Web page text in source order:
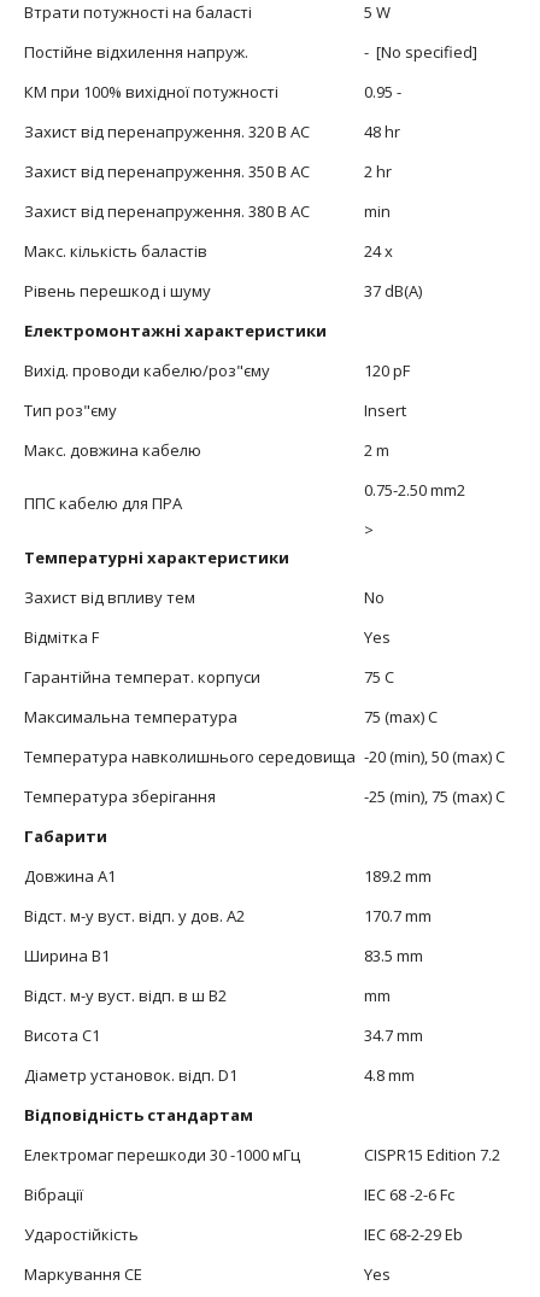
Втрати потужності на баласті
5 W
Постійне відхилення напруж.
- [No specified]
КМ при 100% вихідної потужності
0.95 -
Захист від перенапруження. 320 В АС
48 hr
Захист від перенапруження. 350 В АС
2 hr
Захист від перенапруження. 380 В АС
min
Макс. кількість баластів
24 x
Рівень перешкод і шуму
37 dB(A)
Електромонтажні характеристики
Вихід. проводи кабелю/роз"єму
120 pF
Тип роз"єму
Insert
Макс. довжина кабелю
2 m
ППС кабелю для ПРА
0.75-2.50 mm2
>
Температурні характеристики
Захист від впливу тем
No
Відмітка F
Yes
Гарантійна температ. корпуси
75 C
Максимальна температура
75 (max) C
Температура навколишнього середовища -20 (min), 50 (max) C
Температура зберігання
-25 (min), 75 (max) C
Габарити
Довжина А1
189.2 mm
Відст. м-у вуст. відп. у дов. А2
170.7 mm
Ширина В1
83.5 mm
Відст. м-у вуст. відп. в ш В2
mm
Висота С1
34.7 mm
Діаметр установок. відп. D1
4.8 mm
Відповідність стандартам
Електромаг перешкоди 30 -1000 мГц
CISPR15 Edition 7.2
Вібрації
IEC 68 -2-6 Fc
Ударостійкість
IEC 68-2-29 Eb
Маркування CE
Yes